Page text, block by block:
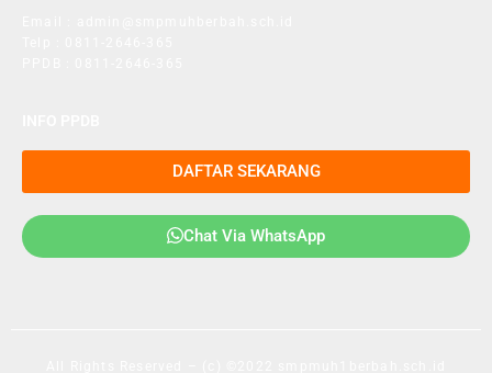
DAFTAR SEKARANG
Chat Via WhatsApp